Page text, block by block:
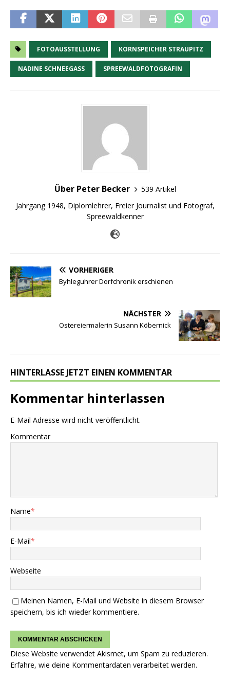
FOTOAUSSTELLUNG KORNSPEICHER STRAUPITZ
NADINE SCHNEEGASS SPREEWALDFOTOGRAFIN
Über Peter Becker
539 Artikel
Jahrgang 1948, Diplomlehrer, Freier Journalist und Fotograf,
Spreewaldkenner
VORHERIGER
Byhleguhrer Dorfchronik erschienen
NÄCHSTER
Ostereiermalerin Susann Köbernick
HINTERLASSE JETZT EINEN KOMMENTAR
Kommentar hinterlassen
E-Mail Adresse wird nicht veröffentlicht.
Kommentar
Name*
E-Mail*
Webseite
Meinen Namen, E-Mail und Website in diesem Browser
speichern, bis ich wieder kommentiere.
Diese Website verwendet Akismet, um Spam zu reduzieren.
Erfahre, wie deine Kommentardaten verarbeitet werden.